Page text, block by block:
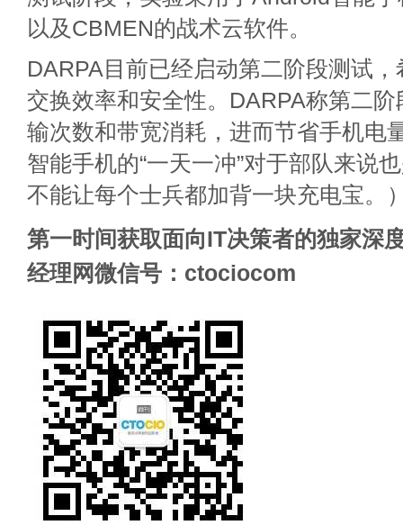
以及CBMEN的战术云软件。
DARPA目前已经启动第二阶段测试
交换效率和安全性。DARPA称第二
输次数和带宽消耗，进而节省手机电
智能手机的“一天一冲”对于部队来说
不能让每个士兵都加背一块充电宝。
第一时间获取面向IT决策者的独家深
经理网微信号：ctociocom